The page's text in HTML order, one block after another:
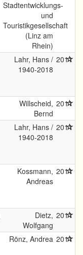
Stadtentwicklungs-
und
Touristikgesellschaft
(Linz am
Rhein)
Lahr, Hans /
1940-2018
2011
Willscheid,
Bernd
2011
Lahr, Hans /
1940-2018
2011
Kossmann,
Andreas
2011
Dietz,
Wolfgang
2011
Rönz, Andrea 2011